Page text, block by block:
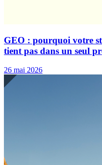
GEO : pourquoi votre
tient pas dans un seul
26 mai 2026